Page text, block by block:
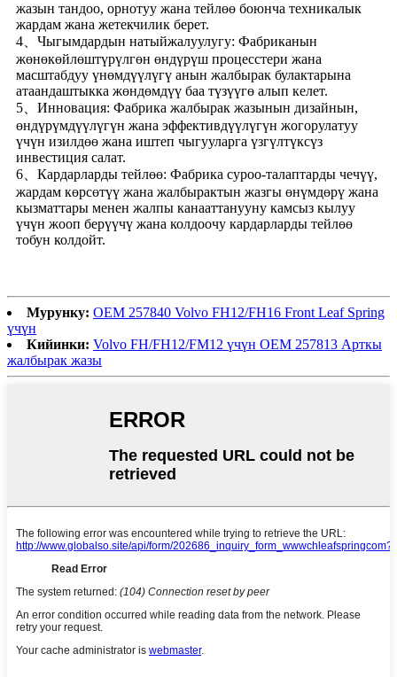
жазын тандоо, орнотуу жана тейлөө боюнча техникалык
жардам жана жетекчилик берет.
4、Чыгымдардын натыйжалуулугу: Фабриканын
жөнөкөйлөштүрүлгөн өндүрүш процесстери жана
масштабдуу үнөмдүүлүгү анын жалбырак булактарына
атаандаштыкка жөндөмдүү баа түзүүгө алып келет.
5、Инновация: Фабрика жалбырак жазынын дизайнын,
өндүрүмдүүлүгүн жана эффективдүүлүгүн жогорулатуу
үчүн изилдөө жана иштеп чыгууларга үзгүлтүксүз
инвестиция салат.
6、Кардарларды тейлөө: Фабрика суроо-талаптарды чечүү,
жардам көрсөтүү жана жалбырактын жазгы өнүмдөрү жана
кызматтары менен жалпы канааттанууну камсыз кылуу
үчүн жооп берүүчү жана колдоочу кардарларды тейлөө
тобун колдойт.
Мурунку: OEM 257840 Volvo FH12/FH16 Front Leaf Spring
үчүн
Кийинки: Volvo FH/FH12/FM12 үчүн OEM 257813 Арткы
жалбырак жазы